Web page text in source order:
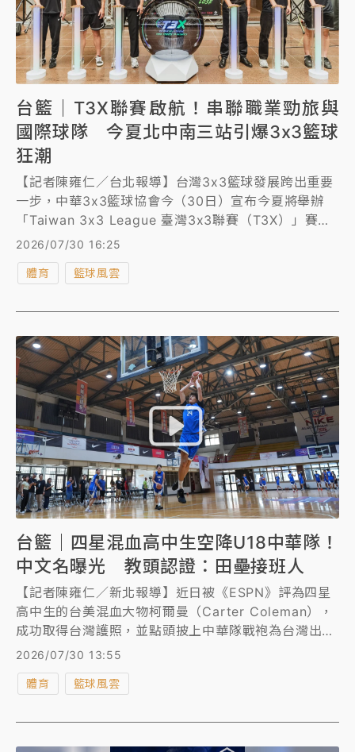
台籃｜T3X聯賽啟航！串聯職業勁旅與
國際球隊 今夏北中南三站引爆3x3籃球
狂潮
【記者陳雍仁／台北報導】台灣3x3籃球發展跨出重要
一步，中華3x3籃球協會今（30日）宣布今夏將舉辦
「Taiwan 3x3 League 臺灣3x3聯賽（T3X）」賽
事，宣告全新國內3x3籃球賽事平台正式啟航，首屆賽
事集結國內職業3x3球隊、職籃勁旅、中華男籃3x3培
訓隊及海外隊伍同場較勁。
2026/07/30 16:25
體育 籃球風雲
台籃｜四星混血高中生空降U18中華隊！
中文名曝光 教頭認證：田壘接班人
【記者陳雍仁／新北報導】近日被《ESPN》評為四星
高中生的台美混血大物柯爾曼（Carter Coleman），
成功取得台灣護照，並點頭披上中華隊戰袍為台灣出征
U18亞洲盃男籃賽，在與U18中華培訓隊進行一周集訓
曝光，媽媽幫他取名「陳卡特」，對於外界期待陳卡特
機會」！
2026/07/30 13:55
體育 籃球風雲